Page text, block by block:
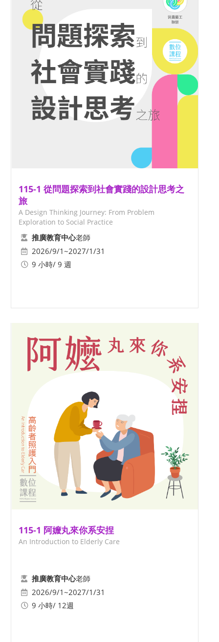
115-1 從問題探索到社會實踐的設計思考之
旅
A Design Thinking Journey: From Problem
Exploration to Social Practice
推廣教育中心老師
2026/9/1~2027/1/31
9 小時/ 9 週
115-1 阿嬤丸來你系安捏
An Introduction to Elderly Care
推廣教育中心老師
2026/9/1~2027/1/31
9 小時/ 12週